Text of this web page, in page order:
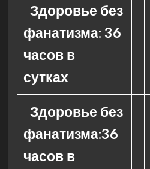
Здоровье без
фанатизма: 36
часов в
сутках
Здоровье без
фанатизма:36
часов в